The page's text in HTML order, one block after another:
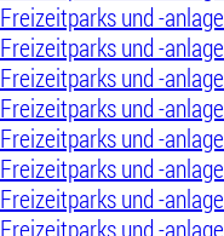
Freizeitparks und -
Freizeitparks und -
Freizeitparks und -
Freizeitparks und -
Freizeitparks und -
Freizeitparks und -
Freizeitparks und -